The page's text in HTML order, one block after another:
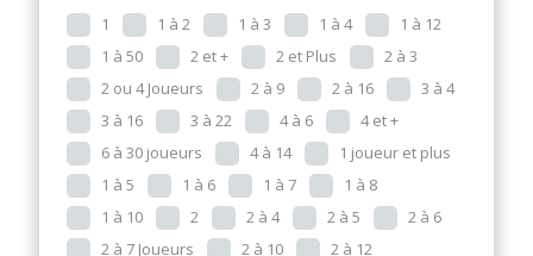
1 1 à 2 1 à 3 1 à 4
1 à 12
1 à 50
2 et + 2 et Plus
2 à 3
2 ou 4 Joueurs
2 à 9 2 à 16
3 à 4
3 à 16
3 à 22 4 à 6
4 et +
6 à 30 joueurs
4 à 14
1 joueur et plus
1 à 5
1 à 6 1 à 7
1 à 8
1 à 10
2 2 à 4 2 à 5
2 à 6
2 à 7 Joueurs
2 à 10
2 à 12